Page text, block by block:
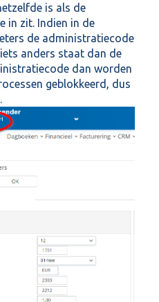
is als de
in zit. Indien in de
de administratiecode
anders staat dan de
dan worden
geblokkeerd, dus